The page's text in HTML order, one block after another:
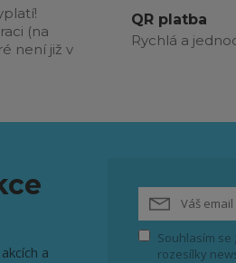
(na
není již v
QR platba
Rychlá a
a
Souhlasím se
rozesílky